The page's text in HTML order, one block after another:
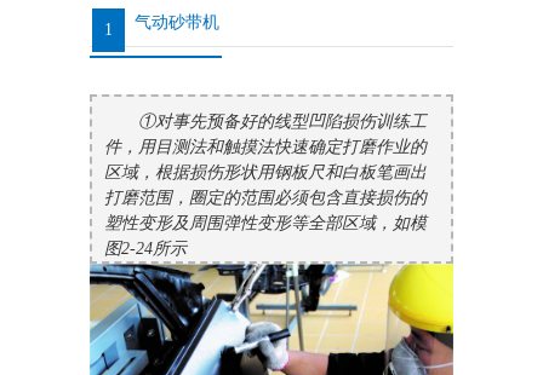
1 气动砂带机
①对事先预备好的线型凹陷损伤训练工
件，用目测法和触摸法快速确定打磨作业的
区域，根据损伤形状用钢板尺和白板笔画出
打磨范围，圈定的范围必须包含直接损伤的
塑性变形及周围弹性变形等全部区域，如模
图2-24所示